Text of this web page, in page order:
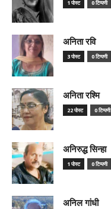
1 पोस्ट 0 टिप्पणी
अनिता रवि
3 पोस्ट 0 टिप्पणी
अनिता रश्मि
22 पोस्ट 0 टिप्पणी
अनिरुद्ध सिन्हा
1 पोस्ट 0 टिप्पणी
अनिल गांधी